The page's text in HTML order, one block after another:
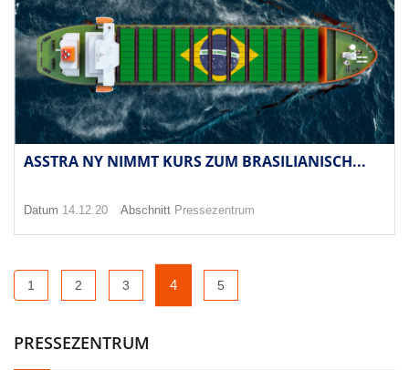
ASSTRA NY NIMMT KURS ZUM BRASILIANISCH...
Datum 14.12.20 Abschnitt Pressezentrum
1 2 3 4 5
PRESSEZENTRUM